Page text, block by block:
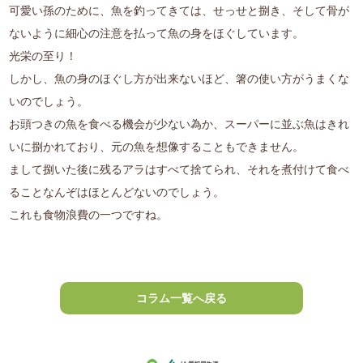
可愛い孫のために、魚を釣ってきては、せっせと捌き、そして骨が
ないように細心の注意を払って魚の身をほぐしています。
光栄の至り！
しかし、魚の身のほぐし方が出来ないほど、箸の使い方がうまくな
いのでしょう。
お頭つきの魚を食べる機会が少ない為か、スーパーに並ぶ魚はきれ
いに捌かれており、元の魚を想像することもできません。
まして捌いた後に残るアラはすべて捨てられ、それを煮付けて食べ
ることなんぞはほとんどないのでしょう。
これも食物浪費の一つですね。
コラム一覧へ戻る